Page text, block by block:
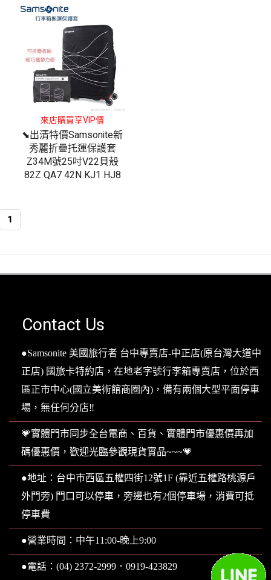
來店購買享VIP價
⬊出清特價Samsonite新
秀麗折疊托運保護套
Z34M號25吋V22貝殼
82Z QA7 42N KJ1 HJ8
1
Contact Us
●Samsonite 美國旅行者 台中專賣店-中正店(原台灣大道中
正店) 國旅卡特約店，在地老字號行李箱專賣店，位於西
區正市中心(國立美術館商圈內)，備有兩個大型平面停車
場，無任何分店‼️
💗實體門市同步全台電商、百貨、實體門市優惠價再加
碼優惠價，歡迎光臨參觀現貨實品~~~💗
●地址：台中市西區五權四街12號1F (靠近五權路桃源戶
外門旁) 門口可以停車，旁邊也有2個停車場，消費可抵
停車費
●營業時間：中午11:00-晚上9:00
●電話：(04) 2372-2999．0919-423829